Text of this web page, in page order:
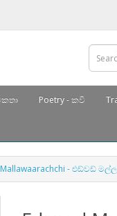
Poetry - කවි
Mallawaarachchi - එඩ්වඩ්